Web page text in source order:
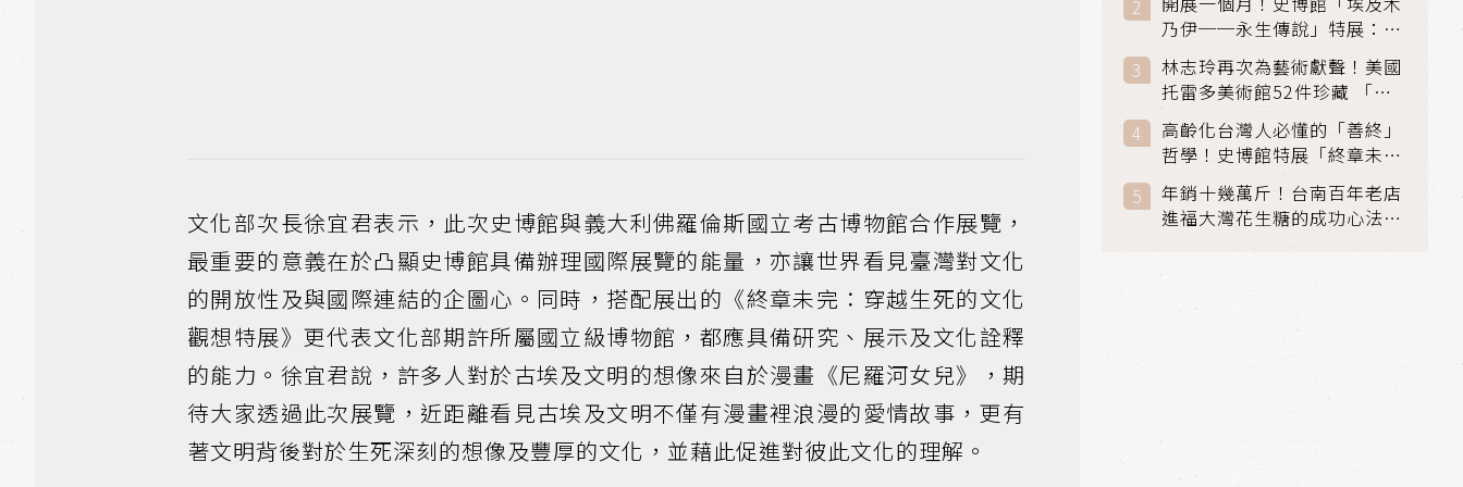
文化部次長徐宜君表示，此次史博館與義大利佛羅倫斯國立考古博物館合作展覽，
最重要的意義在於凸顯史博館具備辦理國際展覽的能量，亦讓世界看見臺灣對文化
的開放性及與國際連結的企圖心。同時，搭配展出的《終章未完：穿越生死的文化
觀想特展》更代表文化部期許所屬國立級博物館，都應具備研究、展示及文化詮釋
的能力。徐宜君說，許多人對於古埃及文明的想像來自於漫畫《尼羅河女兒》，期
待大家透過此次展覽，近距離看見古埃及文明不僅有漫畫裡浪漫的愛情故事，更有
著文明背後對於生死深刻的想像及豐厚的文化，並藉此促進對彼此文化的理解。
「滑冰賽」更精采
乃伊──永生傳說」特展：看
見物件構築的永生風景
林志玲再次為藝術獻聲！美國
托雷多美術館52件珍藏 「古
典光影大師：林布蘭到哥雅」
在富邦美術館隆重開展
高齡化台灣人必懂的「善終」
哲學！史博館特展「終章未
完」超越生死的文化觀想
年銷十幾萬斤！台南百年老店
進福大灣花生糖的成功心法：